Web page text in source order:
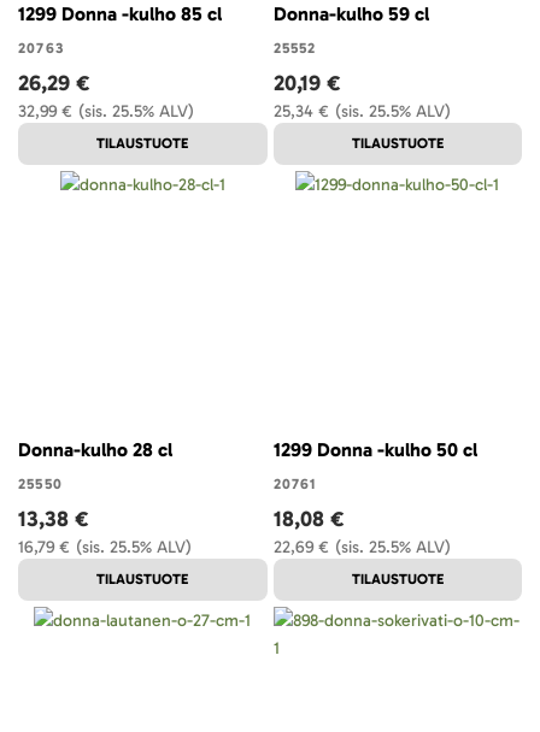
1299 Donna -kulho 85 cl
20763
(sis. 25.5% ALV)
32,99 €
26,29 €
TILAUSTUOTE
Donna-kulho 59 cl
25552
(sis. 25.5% ALV)
25,34 €
20,19 €
TILAUSTUOTE
Donna-kulho 28 cl
25550
(sis. 25.5% ALV)
16,79 €
13,38 €
TILAUSTUOTE
1299 Donna -kulho 50 cl
20761
(sis. 25.5% ALV)
22,69 €
18,08 €
TILAUSTUOTE